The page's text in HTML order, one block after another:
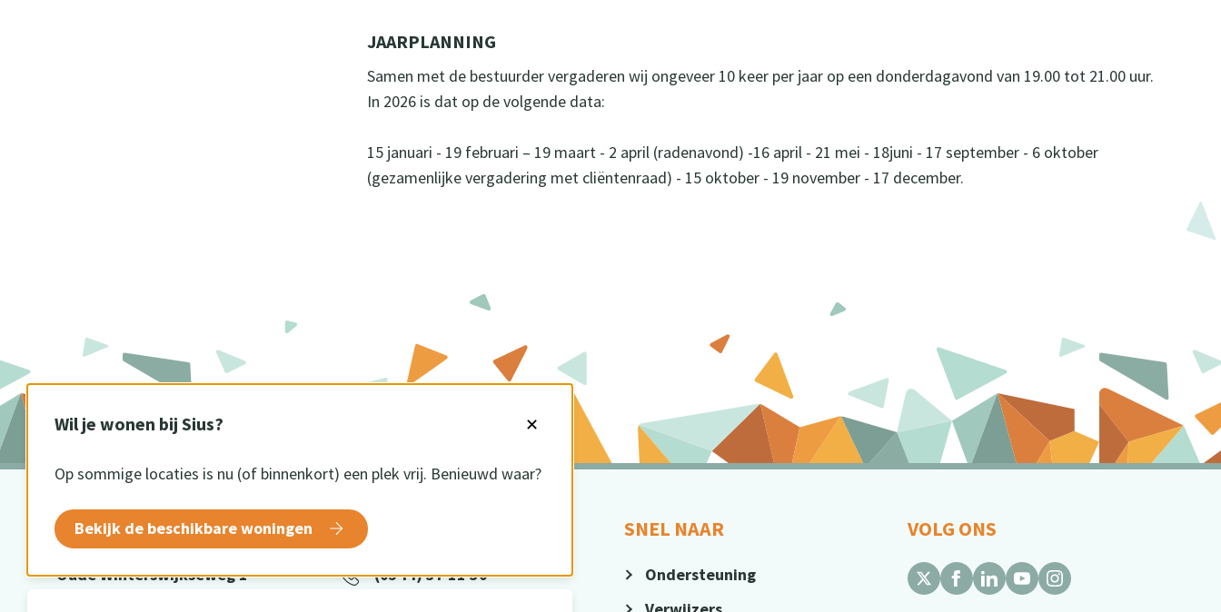
Wil je wonen bij Sius? ✕
Op sommige locaties is nu (of binnenkort) een plek vrij. Benieuwd waar?
Bekijk de beschikbare woningen
JAARPLANNING
Samen met de bestuurder vergaderen wij ongeveer 10 keer per jaar op een donderdagavond van 19.00 tot 21.00 uur.
In 2026 is dat op de volgende data:
15 januari - 19 februari – 19 maart - 2 april (radenavond) -16 april - 21 mei - 18juni - 17 september - 6 oktober
(gezamenlijke vergadering met cliëntenraad) - 15 oktober - 19 november - 17 december.
BEZOEKADRES
Oude Winterswijkseweg 1
CONTACT
(0544) 37 11 30
SNEL NAAR
Ondersteuning
VOLG ONS